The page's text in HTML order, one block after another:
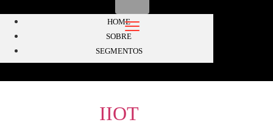
HOME
SOBRE
SEGMENTOS
IIOT